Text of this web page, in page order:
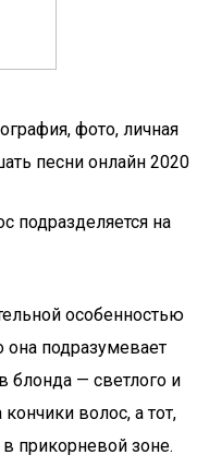
фото, личная
песни онлайн 2020
подразделяется на
особенностью
она подразумевает
блонда — светлого и
волос, а тот,
в прикорневой зоне.